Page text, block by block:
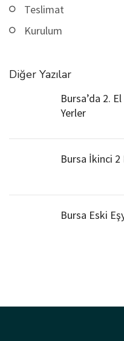
Teslimat
Kurulum
Diğer Yazılar
Bursa’da 2.
Yerler
Bursa İkinci 2
Bursa Eski